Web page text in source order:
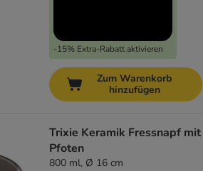
-15% Extra-Rabatt aktivieren
Zum Warenkorb
hinzufügen
Trixie Keramik Fressnapf mit
Pfoten
800 ml, Ø 16 cm